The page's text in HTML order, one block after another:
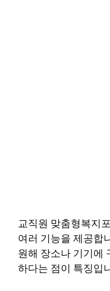
교직원 맞춤형복지
여러 기능을 제공합
원해 장소나 기기에
하다는 점이 특징입